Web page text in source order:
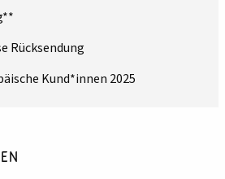
Rücksendung
Kund*innen 2025